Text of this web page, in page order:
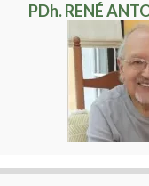
PDh. RENÉ